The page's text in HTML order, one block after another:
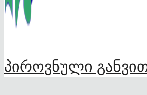
პიროვნული